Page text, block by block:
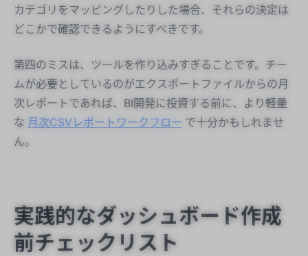
カテゴリをマッピングしたりした場合、それらの決定は
どこかで確認できるようにすべきです。
第四のミスは、ツールを作り込みすぎることです。チー
ムが必要としているのがエクスポートファイルからの月
次レポートであれば、BI開発に投資する前に、より軽量
な 月次CSVレポートワークフロー で十分かもしれませ
ん。
実践的なダッシュボード作成
前チェックリスト